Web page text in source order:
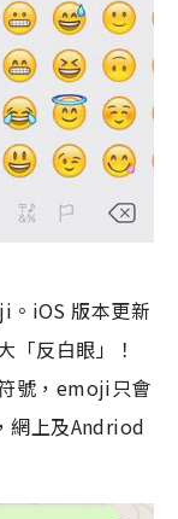
。iOS 版本更新
「反白眼」！
號，emoji只會
網上及Andriod